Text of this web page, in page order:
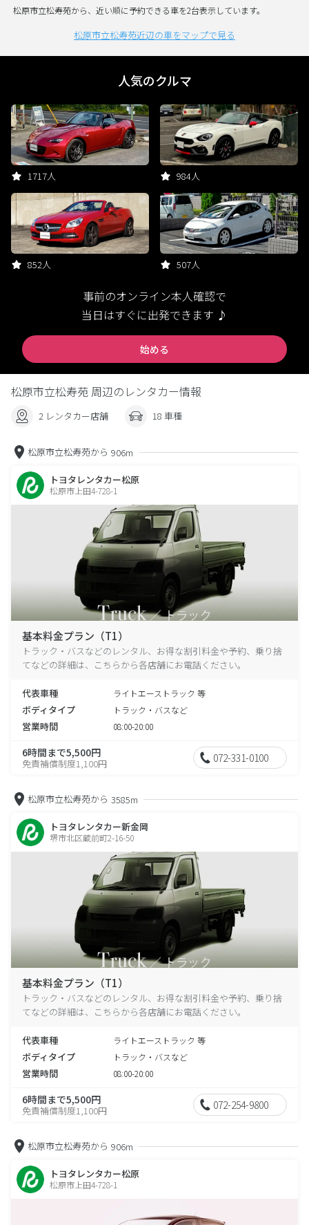
松原市立松寿苑から、近い順に予約できる車を2台表示しています。
松原市立松寿苑近辺の車をマップで見る
人気のクルマ
1717人 984人
852人 507人
事前のオンライン本人確認で
当日はすぐに出発できます ♪
始める
松原市立松寿苑 周辺のレンタカー情報
2 レンタカー店舗 18 車種
松原市立松寿苑から 906m
トヨタレンタカー松原
松原市上田4-728-1
基本料金プラン（T1）
トラック・バスなどのレンタル、お得な割引料金や予約、乗り捨
てなどの詳細は、こちらから各店舗にお電話ください。
代表車種 ライトエーストラック 等
ボディタイプ トラック・バスなど
営業時間 08:00-20:00
6時間まで5,500円
免責補償制度1,100円 072-331-0100
松原市立松寿苑から 3585m
トヨタレンタカー新金岡
堺市北区蔵前町2-16-50
基本料金プラン（T1）
トラック・バスなどのレンタル、お得な割引料金や予約、乗り捨
てなどの詳細は、こちらから各店舗にお電話ください。
代表車種 ライトエーストラック 等
ボディタイプ トラック・バスなど
営業時間 08:00-20:00
6時間まで5,500円
免責補償制度1,100円 072-254-9800
松原市立松寿苑から 906m
トヨタレンタカー松原
松原市上田4-728-1